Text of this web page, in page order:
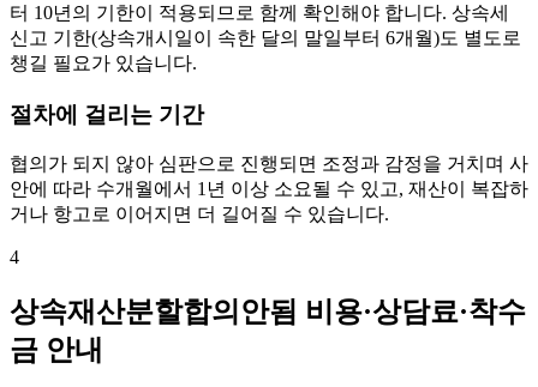
터 10년의 기한이 적용되므로 함께 확인해야 합니다. 상속세
신고 기한(상속개시일이 속한 달의 말일부터 6개월)도 별도로
챙길 필요가 있습니다.
절차에 걸리는 기간
협의가 되지 않아 심판으로 진행되면 조정과 감정을 거치며 사
안에 따라 수개월에서 1년 이상 소요될 수 있고, 재산이 복잡하
거나 항고로 이어지면 더 길어질 수 있습니다.
4
상속재산분할합의안됨 비용·상담료·착수
금 안내